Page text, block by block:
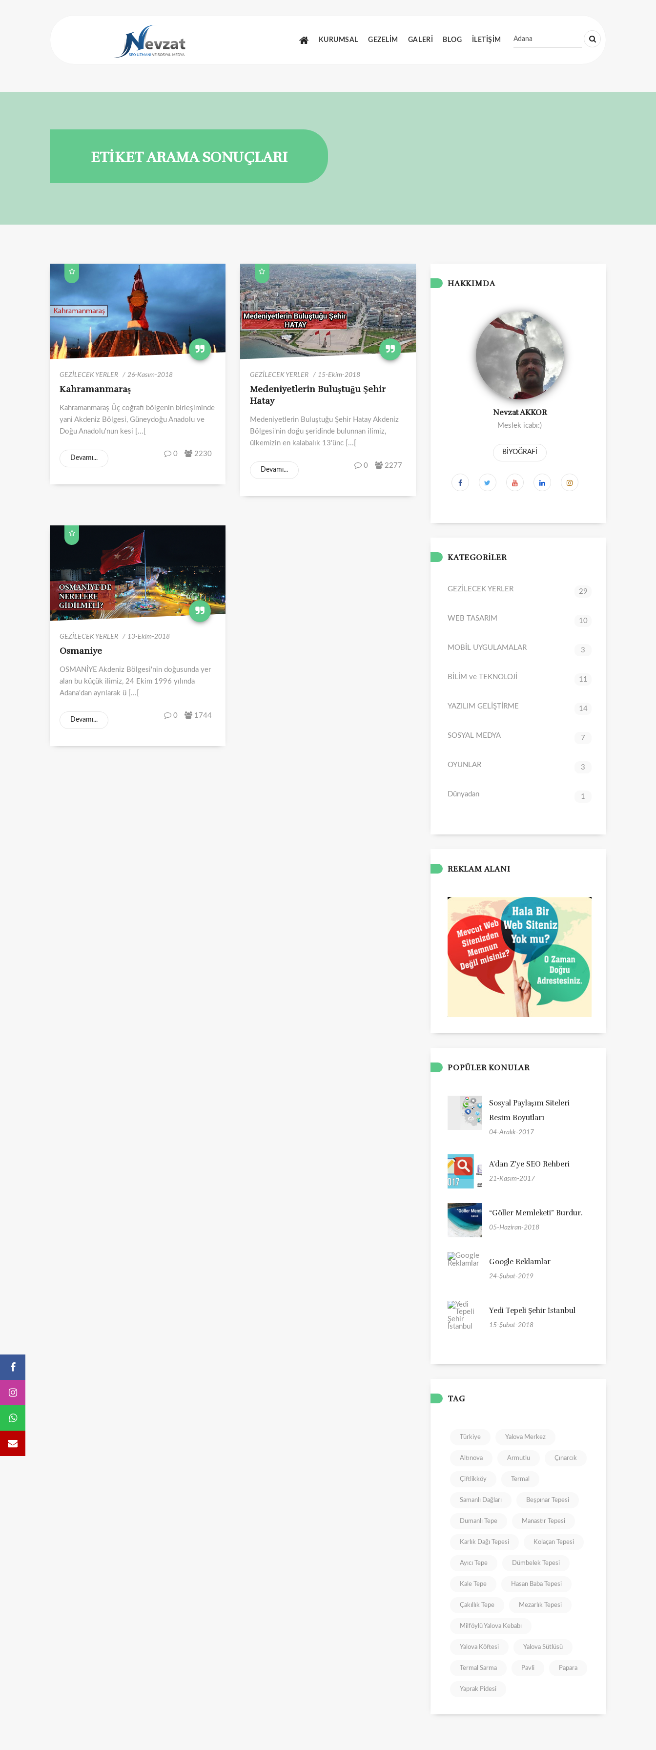
KURUMSAL GEZELİM GALERİ BLOG İLETİŞİM
ETİKET ARAMA SONUÇLARI
GEZİLECEK YERLER 26-Kasım-2018
Kahramanmaraş
Kahramanmaraş Üç coğrafi bölgenin birleşiminde
yani Akdeniz Bölgesi, Güneydoğu Anadolu ve
Doğu Anadolu'nun kesi [...[
Devamı...
0 2230
GEZİLECEK YERLER 15-Ekim-2018
Medeniyetlerin Buluştuğu Şehir
Hatay
Medeniyetlerin Buluştuğu Şehir Hatay Akdeniz
Bölgesi'nin doğu şeridinde bulunnan ilimiz,
ülkemizin en kalabalık 13'ünc [...[
Devamı...
0 2277
GEZİLECEK YERLER 13-Ekim-2018
Osmaniye
OSMANİYE Akdeniz Bölgesi'nin doğusunda yer
alan bu küçük ilimiz, 24 Ekim 1996 yılında
Adana'dan ayrılarak ü [...[
Devamı...
0 1744
HAKKIMDA
Nevzat AKKOR
Meslek icabı:)
BİYOĞRAFİ
KATEGORİLER
GEZİLECEK YERLER 29
WEB TASARIM 10
MOBİL UYGULAMALAR 3
BİLİM ve TEKNOLOJİ 11
YAZILIM GELİŞTİRME 14
SOSYAL MEDYA 7
OYUNLAR 3
Dünyadan 1
REKLAM ALANI
POPÜLER KONULAR
Sosyal Paylaşım Siteleri
Resim Boyutları
04-Aralık-2017
A'dan Z'ye SEO Rehberi
21-Kasım-2017
“Göller Memleketi” Burdur.
05-Haziran-2018
Google Reklamlar
24-Şubat-2019
Yedi Tepeli Şehir İstanbul
15-Şubat-2018
TAG
Türkiye Yalova Merkez
Altınova Armutlu Çınarcık
Çiftlikköy Termal
Samanlı Dağları Beşpınar Tepesi
Dumanlı Tepe Manastır Tepesi
Karlık Dağı Tepesi Kolaçan Tepesi
Ayıcı Tepe Dümbelek Tepesi
Kale Tepe Hasan Baba Tepesi
Çakıllık Tepe Mezarlık Tepesi
Milföylü Yalova Kebabı
Yalova Köftesi Yalova Sütlüsü
Termal Sarma Pavli Papara
Yaprak Pidesi